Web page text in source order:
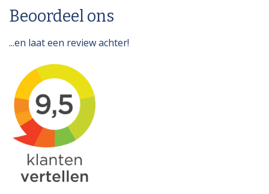
Beoordeel ons
...en laat een review achter!